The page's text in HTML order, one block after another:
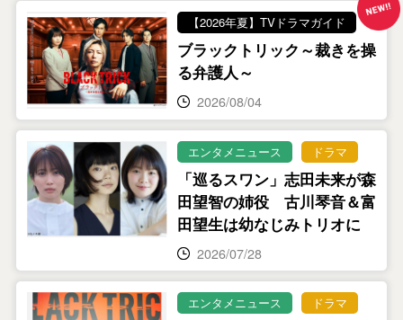
【2026年夏】TVドラマガイド
ブラックトリック～裁きを操
る弁護人～
2026/08/04
エンタメニュース ドラマ
「巡るスワン」志田未来が森
田望智の姉役 古川琴音＆富
田望生は幼なじみトリオに
2026/07/28
エンタメニュース ドラマ